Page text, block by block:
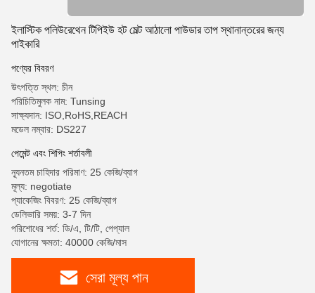
ইলাস্টিক পলিউরেথেন টিপিইউ হট মেল্ট আঠালো পাউডার তাপ স্থানান্তরের জন্য
পাইকারি
পণ্যের বিবরণ
উৎপত্তি স্থল: চীন
পরিচিতিমুলক নাম: Tunsing
সাক্ষ্যদান: ISO,RoHS,REACH
মডেল নম্বার: DS227
পেমেন্ট এবং শিপিং শর্তাবলী
ন্যূনতম চাহিদার পরিমাণ: 25 কেজি/ব্যাগ
মূল্য: negotiate
প্যাকেজিং বিবরণ: 25 কেজি/ব্যাগ
ডেলিভারি সময়: 3-7 দিন
পরিশোধের শর্ত: ডি/এ, টি/টি, পেপ্যাল
যোগানের ক্ষমতা: 40000 কেজি/মাস
সেরা মূল্য পান